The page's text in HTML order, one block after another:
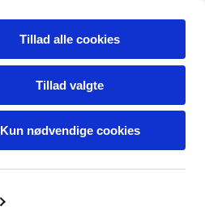
Tillad alle cookies
Tillad valgte
Kun nødvendige cookies